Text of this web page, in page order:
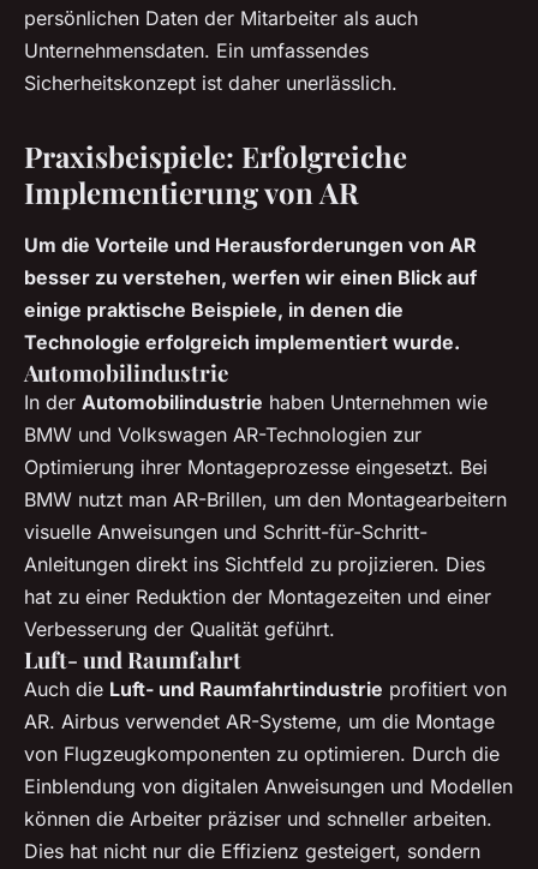
persönlichen Daten der Mitarbeiter als auch
Unternehmensdaten. Ein umfassendes
Sicherheitskonzept ist daher unerlässlich.
Praxisbeispiele: Erfolgreiche
Implementierung von AR
Um die Vorteile und Herausforderungen von AR
besser zu verstehen, werfen wir einen Blick auf
einige praktische Beispiele, in denen die
Technologie erfolgreich implementiert wurde.
Automobilindustrie
In der Automobilindustrie haben Unternehmen wie
BMW und Volkswagen AR-Technologien zur
Optimierung ihrer Montageprozesse eingesetzt. Bei
BMW nutzt man AR-Brillen, um den Montagearbeitern
visuelle Anweisungen und Schritt-für-Schritt-
Anleitungen direkt ins Sichtfeld zu projizieren. Dies
hat zu einer Reduktion der Montagezeiten und einer
Verbesserung der Qualität geführt.
Luft- und Raumfahrt
Auch die Luft- und Raumfahrtindustrie profitiert von
AR. Airbus verwendet AR-Systeme, um die Montage
von Flugzeugkomponenten zu optimieren. Durch die
Einblendung von digitalen Anweisungen und Modellen
können die Arbeiter präziser und schneller arbeiten.
Dies hat nicht nur die Effizienz gesteigert, sondern